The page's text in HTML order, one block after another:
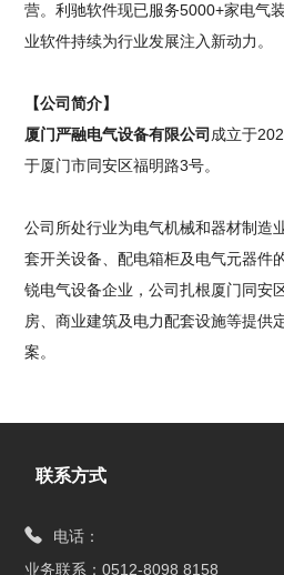
营。利驰软件现已服务5000+家电气
业软件持续为行业发展注入新动力。
【公司简介】
厦门严融电气设备有限公司 成立于
于厦门市同安区福明路3号。
公司所处行业为电气机械和器材制造
套开关设备、配电箱柜及电气元器件
锐电气设备企业，公司扎根厦门同安
房、商业建筑及电力配套设施等提供
案。
联系方式
电话：
业务联系：0512-8098 8158